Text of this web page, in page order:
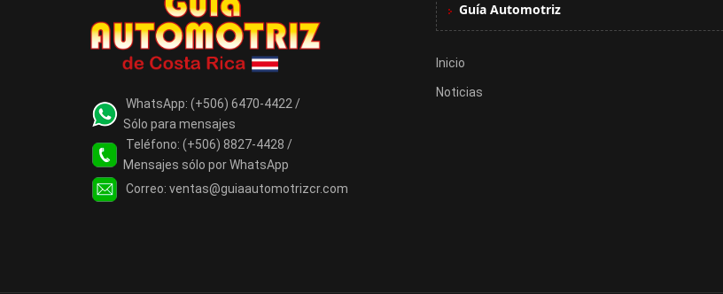
WhatsApp: (+506) 6470-4422 /
Sólo para mensajes
Teléfono: (+506) 8827-4428 /
Mensajes sólo por WhatsApp
Correo: ventas@guiaautomotrizcr.com
Guía Automotriz
Inicio
Noticias